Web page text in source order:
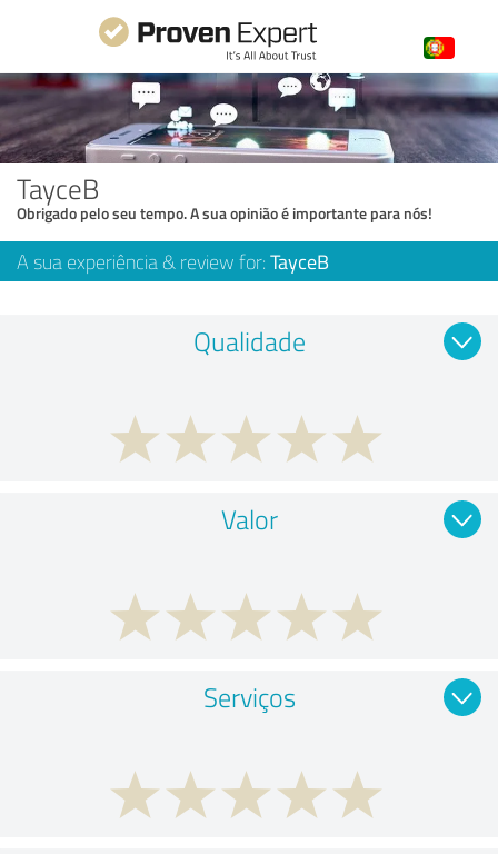
TayceB
Obrigado pelo seu tempo. A sua opinião é importante para nós!
A sua experiência & review for: TayceB
Qualidade
Valor
Serviços